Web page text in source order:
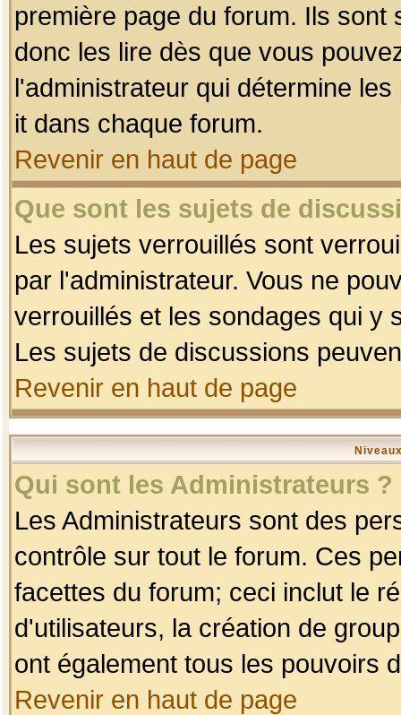
première page du forum. Ils
donc les lire dès que vous
l'administrateur qui détermine
it dans chaque forum.
Revenir en haut de page
Que sont les sujets de
Les sujets verrouillés sont
par l'administrateur. Vous ne
verrouillés et les sondages qui y
Les sujets de discussions
Revenir en haut de page
Qui sont les Administrateurs ?
Les Administrateurs sont des
contrôle sur tout le forum. Ces
facettes du forum; ceci inclut le
d'utilisateurs, la création de
ont également tous les pouvoirs
Revenir en haut de page